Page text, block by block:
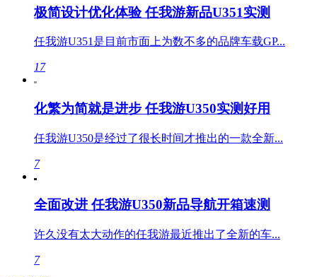
极简设计优化体验 任我游新品U351实测
任我游U351是目前市面上为数不多的品牌车载GP...
17
化繁为简就是进步 任我游U350实测好用
任我游U350是经过了很长时间才推出的一款全新...
7
全面改进 任我游U350新品导航开箱速测
许久没有太大动作的任我游最近推出了全新的车...
7